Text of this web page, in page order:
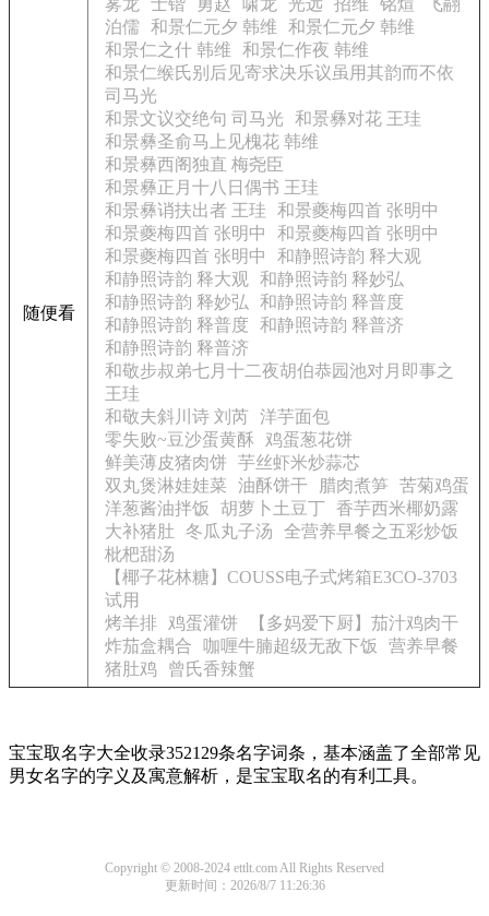
随便看
雾龙
士锴 勇赵 啸龙 光远 招维 铭煊
飞翮
泊儒
和景仁元夕 韩维
和景仁元夕 韩维
和景仁之什 韩维
和景仁作夜 韩维
和景仁缑氏别后见寄求决乐议虽用其韵而不依
司马光
和景文议交绝句 司马光
和景彝对花 王珪
和景彝圣俞马上见槐花 韩维
和景彝西阁独直 梅尧臣
和景彝正月十八日偶书 王珪
和景彝诮扶出者 王珪
和景夔梅四首 张明中
和景夔梅四首 张明中
和景夔梅四首 张明中
和景夔梅四首 张明中
和静照诗韵 释大观
和静照诗韵 释大观
和静照诗韵 释妙弘
和静照诗韵 释妙弘
和静照诗韵 释普度
和静照诗韵 释普度
和静照诗韵 释普济
和静照诗韵 释普济
和敬步叔弟七月十二夜胡伯恭园池对月即事之
王珪
和敬夫斜川诗 刘芮
洋芋面包
零失败~豆沙蛋黄酥
鸡蛋葱花饼
鲜美薄皮猪肉饼
芋丝虾米炒蒜芯
双丸煲淋娃娃菜
油酥饼干 腊肉煮笋
苦菊鸡蛋
洋葱酱油拌饭
胡萝卜土豆丁 香芋西米椰奶露
大补猪肚
冬瓜丸子汤
全营养早餐之五彩炒饭
枇杷甜汤
【椰子花林糖】COUSS电子式烤箱E3CO-3703
试用
烤羊排
鸡蛋灌饼
【多妈爱下厨】茄汁鸡肉干
炸茄盒耦合
咖喱牛腩超级无敌下饭
营养早餐
猪肚鸡
曾氏香辣蟹
宝宝取名字大全收录352129条名字词条，基本涵盖了全部常见
男女名字的字义及寓意解析，是宝宝取名的有利工具。
Copyright © 2008-2024 ettlt.com All Rights Reserved
更新时间：2026/8/7 11:26:36